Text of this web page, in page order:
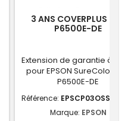
3 ANS COVERPLUS SC-
P6500E-DE
Extension de garantie à 3
pour EPSON SureColor
P6500E-DE
Référence:
Marque: EPSON